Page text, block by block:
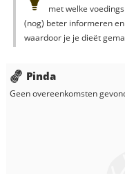
met welke
(nog) beter informeren
waardoor je je dieët
Pinda
Geen overeenkomsten